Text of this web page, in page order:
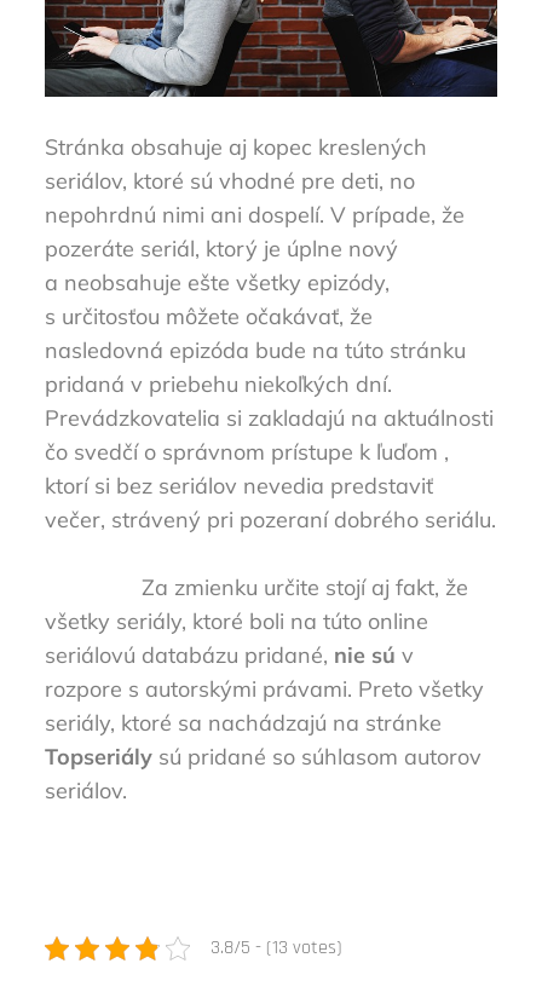
Stránka obsahuje aj kopec kreslených
seriálov, ktoré sú vhodné pre deti, no
nepohrdnú nimi ani dospelí. V prípade, že
pozeráte seriál, ktorý je úplne nový
a neobsahuje ešte všetky epizódy,
s určitosťou môžete očakávať, že
nasledovná epizóda bude na túto stránku
pridaná v priebehu niekoľkých dní.
Prevádzkovatelia si zakladajú na aktuálnosti
čo svedčí o správnom prístupe k ľuďom ,
ktorí si bez seriálov nevedia predstaviť
večer, strávený pri pozeraní dobrého seriálu.
Za zmienku určite stojí aj fakt, že
všetky seriály, ktoré boli na túto online
seriálovú databázu pridané, nie súv
rozpore s autorskými právami. Preto všetky
seriály, ktoré sa nachádzajú na stránke
Topseriály sú pridané so súhlasom autorov
seriálov.
3.8/5 - (13 votes)